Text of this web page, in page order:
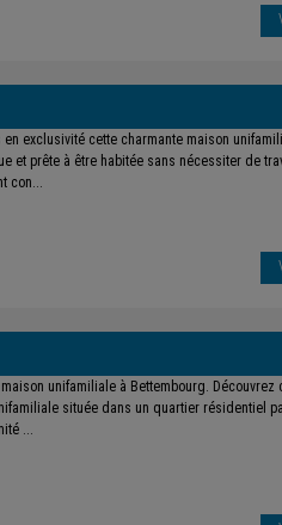
en exclusivité cette charmante maison
et prête à être habitée sans nécessiter de
con...
unifamiliale à Bettembourg. Découvrez
située dans un quartier résidentiel
...